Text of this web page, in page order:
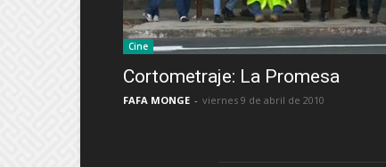
Cine
Cortometraje: La Promesa
FAFA MONGE - viernes 9 de abril de 2010